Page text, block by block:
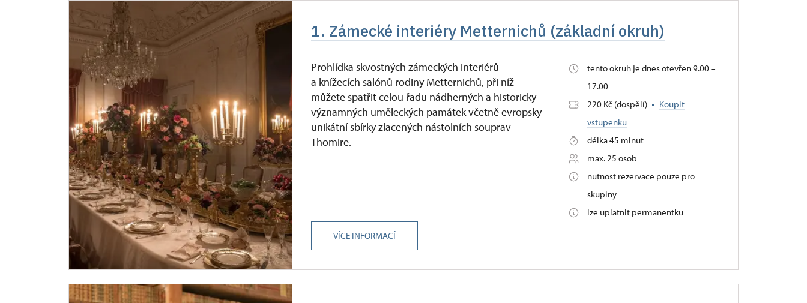
Jednorázové vstupenky vydané NPÚ (pouze držitel)
zdarma
Průkaz zaměstnance NPÚ (+ až 3 rodinní příslušníci)
zdarma
Průkaz Náš člověk (pouze držitel)
1. Zámecké interiéry Metternichů (základní okruh)
Prohlídka skvostných zámeckých interiérů
a knížecích salónů rodiny Metternichů, při níž
můžete spatřit celou řadu nádherných a historicky
významných uměleckých památek včetně evropsky
unikátní sbírky zlacených nástolních souprav
Thomire.
tento okruh je dnes otevřen 9.00 –
17.00
220 Kč (dospělí)
Koupit
vstupenku
délka 45 minut
max. 25 osob
nutnost rezervace pouze pro
skupiny
lze uplatnit permanentku
VÍCE INFORMACÍ